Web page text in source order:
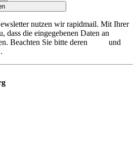
nutzen wir rapidmail. Mit Ihrer
dass die eingegebenen Daten an
Beachten Sie bitte deren
und
.